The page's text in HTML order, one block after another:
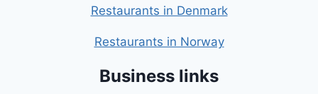
Restaurants in Denmark
Restaurants in Norway
Business links